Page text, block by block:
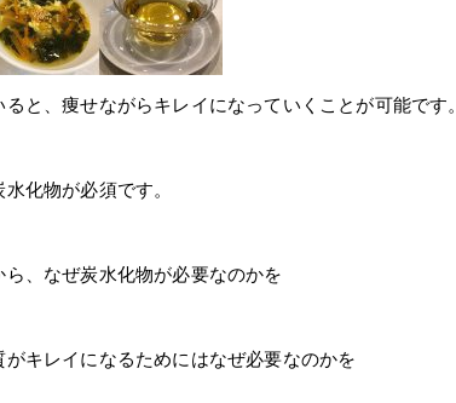
と、痩せながらキレイになっていくことが可能です。
化物が必須です。
、なぜ炭水化物が必要なのかを
がキレイになるためにはなぜ必要なのかを